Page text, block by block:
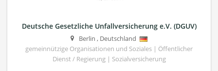
Deutsche Gesetzliche Unfallversicherung e.V. (DGUV)
Berlin , Deutschland
gemeinnützige Organisationen und Soziales | Öffentlicher
Dienst / Regierung | Sozialversicherung